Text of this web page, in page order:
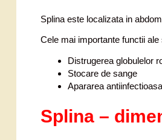
Splina este localizata in
Cele mai importante functii ale
Distrugerea globulelor
Stocare de sange
Apararea
Splina –